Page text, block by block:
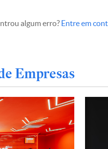
algum erro? Entre em
Empresas